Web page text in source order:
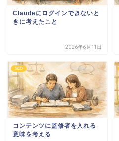
Claudeにログインできないと
きに考えたこと
2026年6月11日
SEO
コンテンツに監修者を入れる
意味を考える